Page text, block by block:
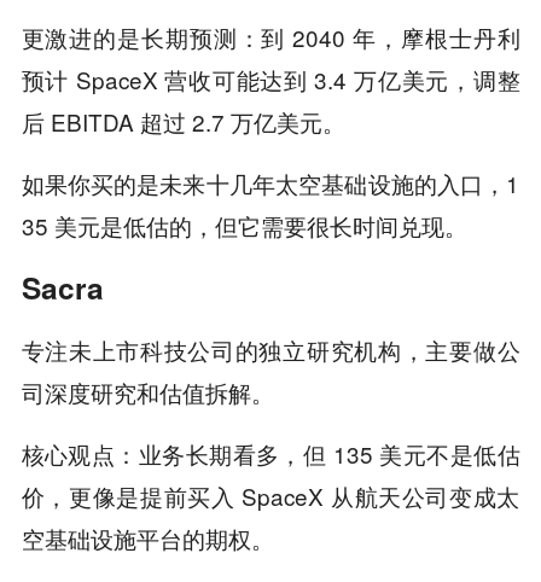
更激进的是长期预测：到 2040 年，摩根士丹利
预计 SpaceX 营收可能达到 3.4 万亿美元，调整
后 EBITDA 超过 2.7 万亿美元。
如果你买的是未来十几年太空基础设施的入口，1
35 美元是低估的，但它需要很长时间兑现。
Sacra
专注未上市科技公司的独立研究机构，主要做公
司深度研究和估值拆解。
核心观点：业务长期看多，但 135 美元不是低估
价，更像是提前买入 SpaceX 从航天公司变成太
空基础设施平台的期权。